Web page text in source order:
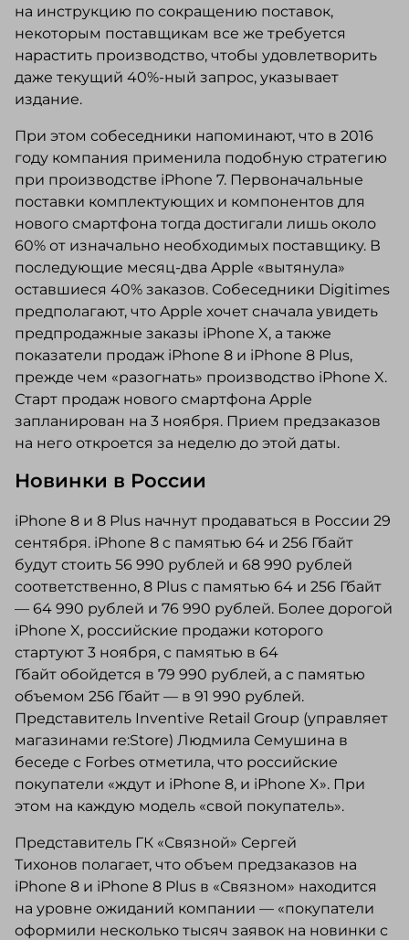
на инструкцию по сокращению поставок,
некоторым поставщикам все же требуется
нарастить производство, чтобы удовлетворить
даже текущий 40%-ный запрос, указывает
издание.
При этом собеседники напоминают, что в 2016
году компания применила подобную стратегию
при производстве iPhone 7. Первоначальные
поставки комплектующих и компонентов для
нового смартфона тогда достигали лишь около
60% от изначально необходимых поставщику. В
последующие месяц-два Apple «вытянула»
оставшиеся 40% заказов. Собеседники Digitimes
предполагают, что Apple хочет сначала увидеть
предпродажные заказы iPhone X, а также
показатели продаж iPhone 8 и iPhone 8 Plus,
прежде чем «разогнать» производство iPhone X.
Старт продаж нового смартфона Apple
запланирован на 3 ноября. Прием предзаказов
на него откроется за неделю до этой даты.
Новинки в России
iPhone 8 и 8 Plus начнут продаваться в России 29
сентября. iPhone 8 c памятью 64 и 256 Гбайт
будут стоить 56 990 рублей и 68 990 рублей
соответственно, 8 Plus с памятью 64 и 256 Гбайт
— 64 990 рублей и 76 990 рублей. Более дорогой
iPhone X, российские продажи которого
стартуют 3 ноября, с памятью в 64
Гбайт обойдется в 79 990 рублей, а с памятью
объемом 256 Гбайт — в 91 990 рублей.
Представитель Inventive Retail Group (управляет
магазинами re:Store) Людмила Семушина в
беседе с Forbes отметила, что российские
покупатели «ждут и iPhone 8, и iPhone X». При
этом на каждую модель «свой покупатель».
Представитель ГК «Связной» Сергей
Тихонов полагает, что объем предзаказов на
iPhone 8 и iPhone 8 Plus в «Связном» находится
на уровне ожиданий компании — «покупатели
оформили несколько тысяч заявок на новинки с